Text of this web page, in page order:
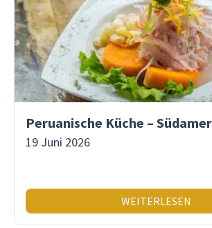
19 Juni 2026
WEITERLESEN